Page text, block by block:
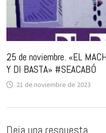
25 de noviembre. «EL
Y DI BASTA» #SEACABÓ
21 de noviembre de 2023